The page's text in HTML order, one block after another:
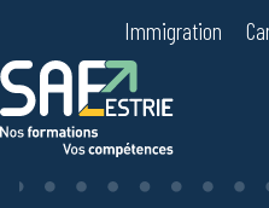
Immigration